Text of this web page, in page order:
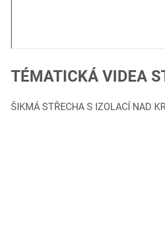
TÉMATICKÁ VIDEA
ŠIKMÁ STŘECHA S IZOLACÍ NAD